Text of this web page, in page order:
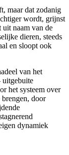
maar dat zodanig
wordt, grijnst
uit naam van de
dieren, steeds
en sloopt ook
van het
uitgebuite
het systeem over
door
dynamiek